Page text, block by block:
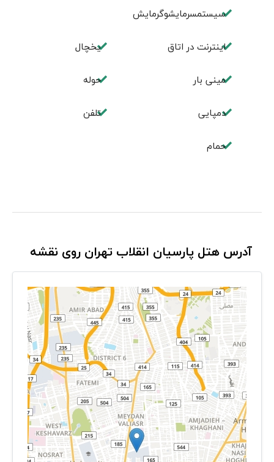
سیستمسرمایشوگرمایش
اینترنت در اتاق یخچال
مینی بار حوله
دمپایی تلفن
حمام
آدرس هتل پارسیان انقلاب تهران روی نقشه